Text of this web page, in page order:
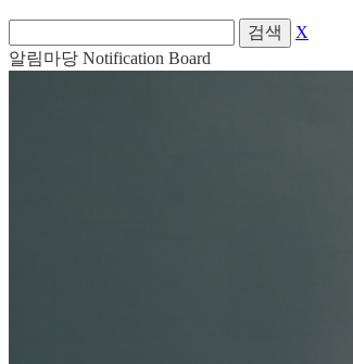
검색
X
알림마당 Notification Board